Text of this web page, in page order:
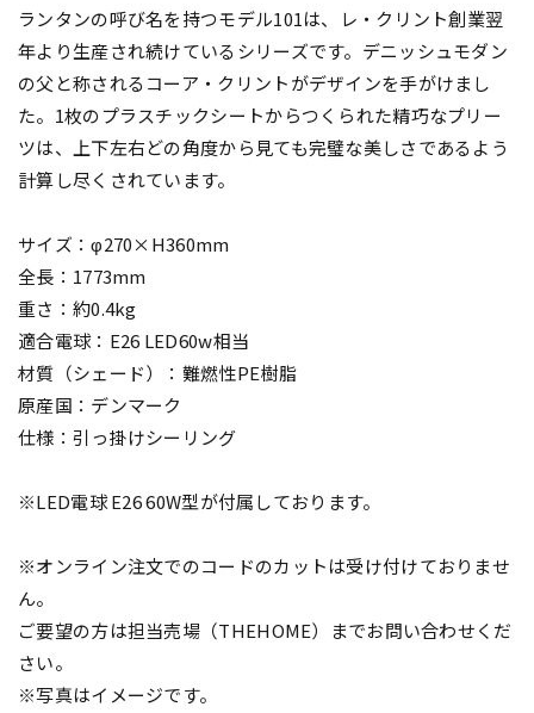
ランタンの呼び名を持つモデル101は、レ・クリント創業翌
年より生産され続けているシリーズです。デニッシュモダン
の父と称されるコーア・クリントがデザインを手がけまし
た。1枚のプラスチックシートからつくられた精巧なプリー
ツは、上下左右どの角度から見ても完璧な美しさであるよう
計算し尽くされています。
サイズ：φ270×H360mm
全長：1773mm
重さ：約0.4kg
適合電球：E26 LED60w相当
材質（シェード）：難燃性PE樹脂
原産国：デンマーク
仕様：引っ掛けシーリング
※LED電球 E26 60W型が付属しております。
※オンライン注文でのコードのカットは受け付けておりませ
ん。
ご要望の方は担当売場（THEHOME）までお問い合わせくだ
さい。
※写真はイメージです。